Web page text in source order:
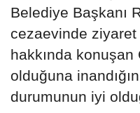
Belediye Başkanı
cezaevinde
hakkında konuşan
olduğuna
durumunun iyi